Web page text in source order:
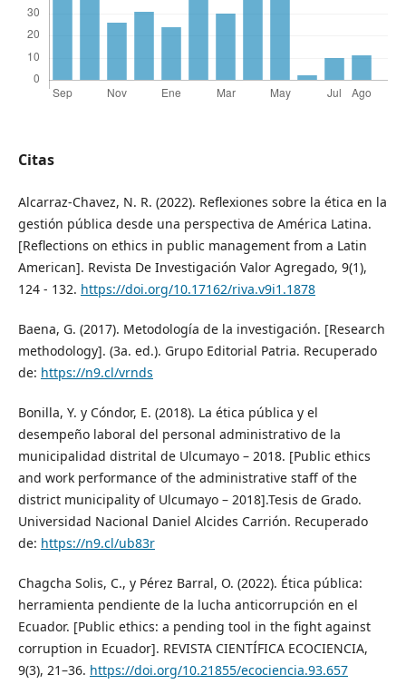
Citas
Alcarraz-Chavez, N. R. (2022). Reflexiones sobre la ética en la
gestión pública desde una perspectiva de América Latina.
[Reflections on ethics in public management from a Latin
American]. Revista De Investigación Valor Agregado, 9(1),
124 - 132. https://doi.org/10.17162/riva.v9i1.1878
Baena, G. (2017). Metodología de la investigación. [Research
methodology]. (3a. ed.). Grupo Editorial Patria. Recuperado
de: https://n9.cl/vrnds
Bonilla, Y. y Cóndor, E. (2018). La ética pública y el
desempeño laboral del personal administrativo de la
municipalidad distrital de Ulcumayo – 2018. [Public ethics
and work performance of the administrative staff of the
district municipality of Ulcumayo – 2018].Tesis de Grado.
Universidad Nacional Daniel Alcides Carrión. Recuperado
de: https://n9.cl/ub83r
Chagcha Solis, C., y Pérez Barral, O. (2022). Ética pública:
herramienta pendiente de la lucha anticorrupción en el
Ecuador. [Public ethics: a pending tool in the fight against
corruption in Ecuador]. REVISTA CIENTÍFICA ECOCIENCIA,
9(3), 21–36. https://doi.org/10.21855/ecociencia.93.657